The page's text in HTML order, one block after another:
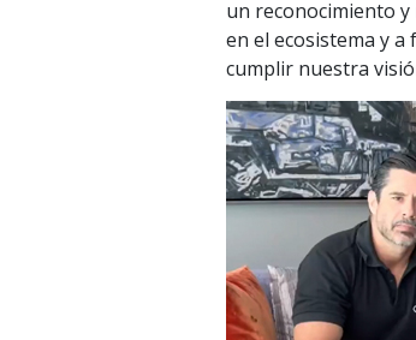
un reconocimiento
en el ecosistema y
cumplir nuestra